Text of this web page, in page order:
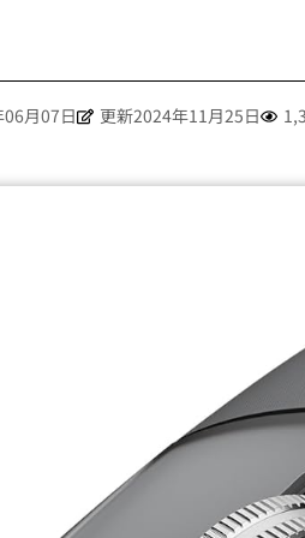
月07日 更新2024年11月25日